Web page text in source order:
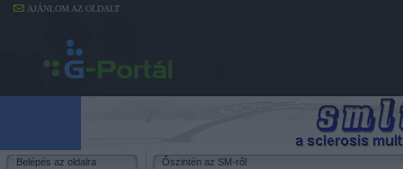
AJÁNLOM AZ OLDALT
Belépés az oldalra
Őszintén az SM-ről